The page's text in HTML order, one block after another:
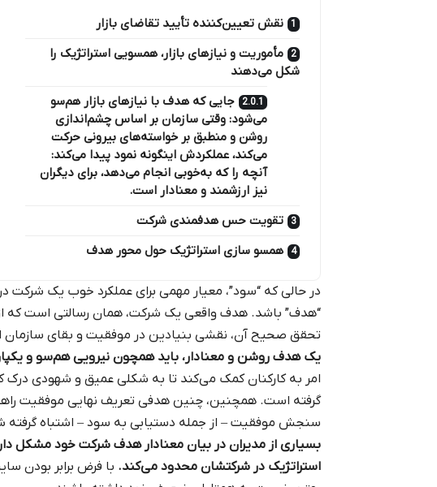
نقش تعیین‌کننده تأیید تقاضای بازار
مأموریت و نیازهای بازار، همسویی استراتژیک را
شکل می‌دهند
جایی که هدف با نیازهای بازار هم‌سو
می‌شود: وقتی سازمان بر اساس چشم‌اندازی
روشن و منطبق بر خواسته‌های بیرونی حرکت
می‌کند، عملکردش اینگونه نمود پیدا می‌کند:
آنچه را که به‌خوبی انجام می‌دهد، برای دیگران
نیز ارزشمند و معنادار است.
تقویت حس هدفمندی شرکت
همسو سازی استراتژیک حول محور هدف
در حالی که “سود”، معیار مهمی برای عملکرد خوب یک
“هدف” باشد. هدف واقعی یک شرکت، همان رسالتی است که
تحقق صحیح آن، نقشی بنیادین در موفقیت و بقای سازمان
یک هدف روشن و معنادار، باید همچون نیرویی هم‌سو و
امر به کارکنان کمک می‌کند تا به شکلی عمیق و شهودی
گرفته است. همچنین، چنین هدفی تعریف نهایی موفقیت
سنجش موفقیت – از جمله دستیابی به سود – اشتباه گرفته
بسیاری از مدیران در بیان معنادار هدف شرکت خود مشکل
استراتژیک در شرکتشان محدود می‌کند. با فرض برابر بودن